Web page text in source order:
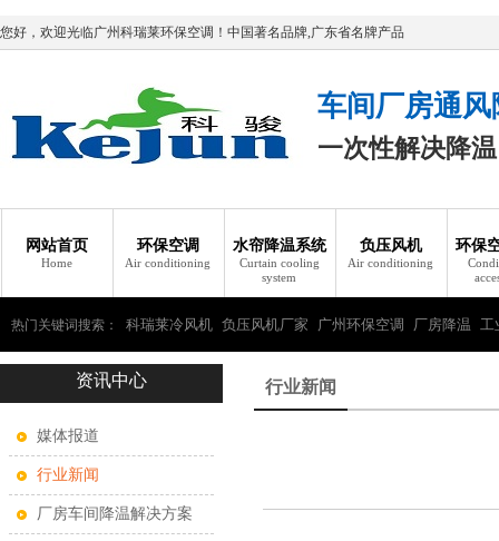
您好，欢迎光临广州科瑞莱环保空调！中国著名品牌,广东省名牌产品
车间厂房通
一次性解决降
网站首页
Home
环保空调
Air conditioning
水帘降温系统
Curtain cooling
system
负压风机
Air conditioning
环保
热门关键词搜索： 科瑞莱冷风机 负压风机厂家 广州环保空调 厂房降温 工
瑞莱环保空调资讯中心
媒体报道
行业新闻
厂房车间降温解决方案
行业新闻